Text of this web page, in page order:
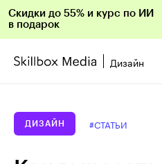
Скидки до 55% и курс по ИИ
в подарок
Дизайн
ДИЗАЙН #СТАТЬИ